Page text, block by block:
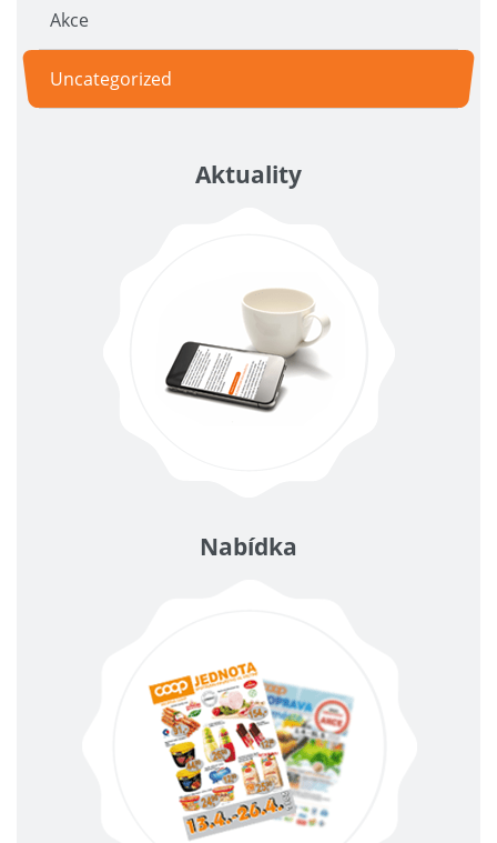
Akce
Uncategorized
Aktuality
Nabídka